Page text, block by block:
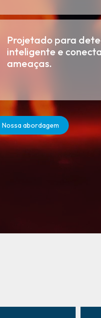
Projetado para
inteligente e
ameaças.
Nossa abordagem